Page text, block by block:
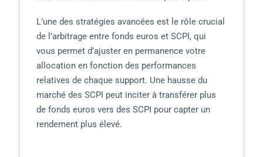
L’une des stratégies avancées est le rôle crucial
de l’arbitrage entre fonds euros et SCPI, qui
vous permet d’ajuster en permanence votre
allocation en fonction des performances
relatives de chaque support. Une hausse du
marché des SCPI peut inciter à transférer plus
de fonds euros vers des SCPI pour capter un
rendement plus élevé.